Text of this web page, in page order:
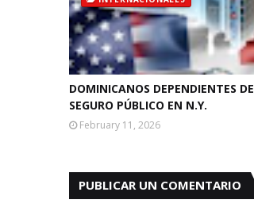
DOMINICANOS DEPENDIENTES DE
SEGURO PÚBLICO EN N.Y.
February 11, 2026
PUBLICAR UN COMENTARIO